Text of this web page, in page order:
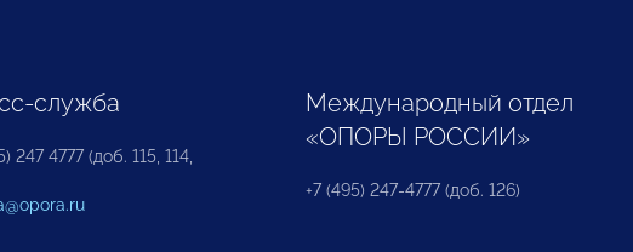
служба
247 4777 (доб. 115, 114,
Международный отдел
«ОПОРЫ РОССИИ»
+7 (495) 247-4777 (доб. 126)